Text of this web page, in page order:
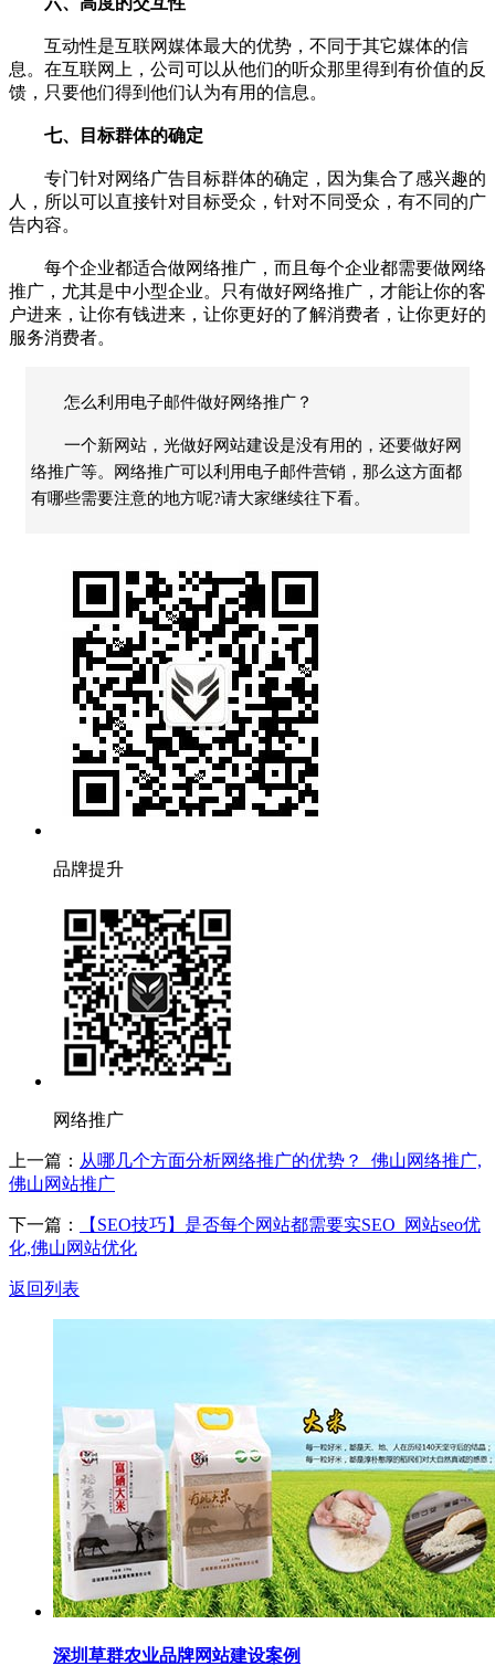
互动性是互联网媒体最大的优势，不同于其它媒体的信
息。在互联网上，公司可以从他们的听众那里得到有价值的反
馈，只要他们得到他们认为有用的信息。
七、目标群体的确定
专门针对网络广告目标群体的确定，因为集合了感兴趣的
人，所以可以直接针对目标受众，针对不同受众，有不同的广
告内容。
每个企业都适合做网络推广，而且每个企业都需要做网络
推广，尤其是中小型企业。只有做好网络推广，才能让你的客
户进来，让你有钱进来，让你更好的了解消费者，让你更好的
服务消费者。
怎么利用电子邮件做好网络推广？
一个新网站，光做好网站建设是没有用的，还要做好网
络推广等。网络推广可以利用电子邮件营销，那么这方面都
有哪些需要注意的地方呢?请大家继续往下看。
品牌提升
网络推广
上一篇： 从哪几个方面分析网络推广的优势？_佛山网络推广,
佛山网站推广
下一篇：
【SEO技巧】是否每个网站都需要实SEO_网站seo优
化,佛山网站优化
返回列表
深圳草群农业品牌网站建设案例